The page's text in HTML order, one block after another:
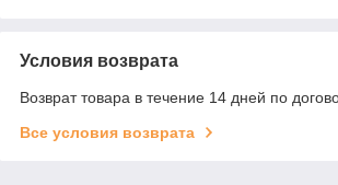
Условия возврата
Возврат товара в течение 14 дней по
Все условия возврата